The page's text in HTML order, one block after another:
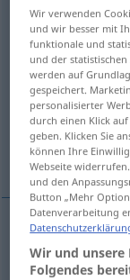
Haussegenm
Übersicht
(Für mehr Details
they have
there’s been
Beispiele
nur inder
Wir verwenden
und wir besser mit
funktionale und
und der
werden auf
gespeichert.
personalisierter
durch einen Klick
geben. Klicken Sie
können Ihre
Webseite
und den
Button „Mehr
Datenverarbeitung
Wir und unsere
Folgendes